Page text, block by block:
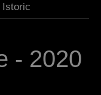
Istoric
- 2020